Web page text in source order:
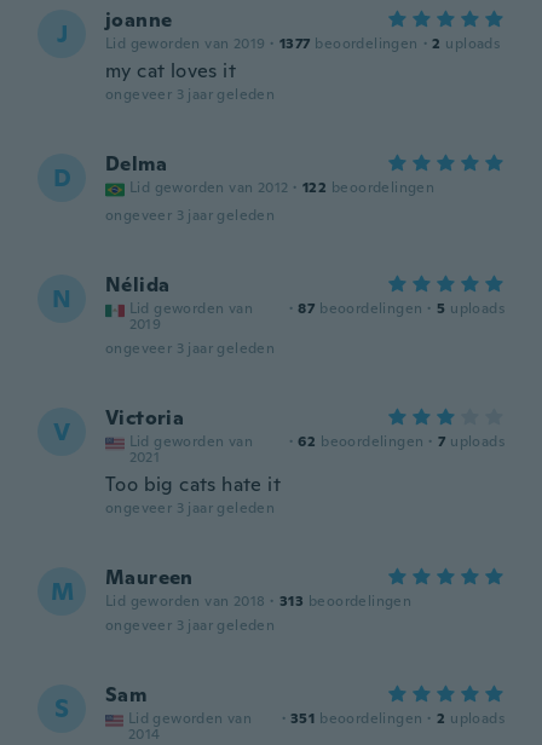
J joanne
Lid geworden van 2019 · 1377 beoordelingen · 2 uploads
my cat loves it
ongeveer 3 jaar geleden
D Delma
Lid geworden van 2012 · 122 beoordelingen
ongeveer 3 jaar geleden
N Nélida
Lid geworden van
2019
· 87 beoordelingen · 5 uploads
ongeveer 3 jaar geleden
V Victoria
Lid geworden van
2021
· 62 beoordelingen · 7 uploads
Too big cats hate it
ongeveer 3 jaar geleden
M Maureen
Lid geworden van 2018 · 313 beoordelingen
ongeveer 3 jaar geleden
S Sam
Lid geworden van
2014
· 351 beoordelingen · 2 uploads